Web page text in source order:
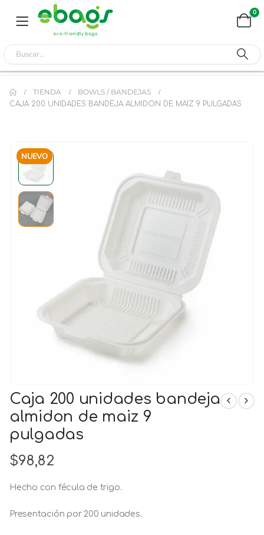
0
TIENDA BOWLS / BANDEJAS
CAJA 200 UNIDADES BANDEJA ALMIDON DE MAIZ 9 PULGADAS
NUEVO
Caja 200 unidades bandeja
almidon de maiz 9
pulgadas
$98,82
Hecho con fécula de trigo.
Presentación por 200 unidades.